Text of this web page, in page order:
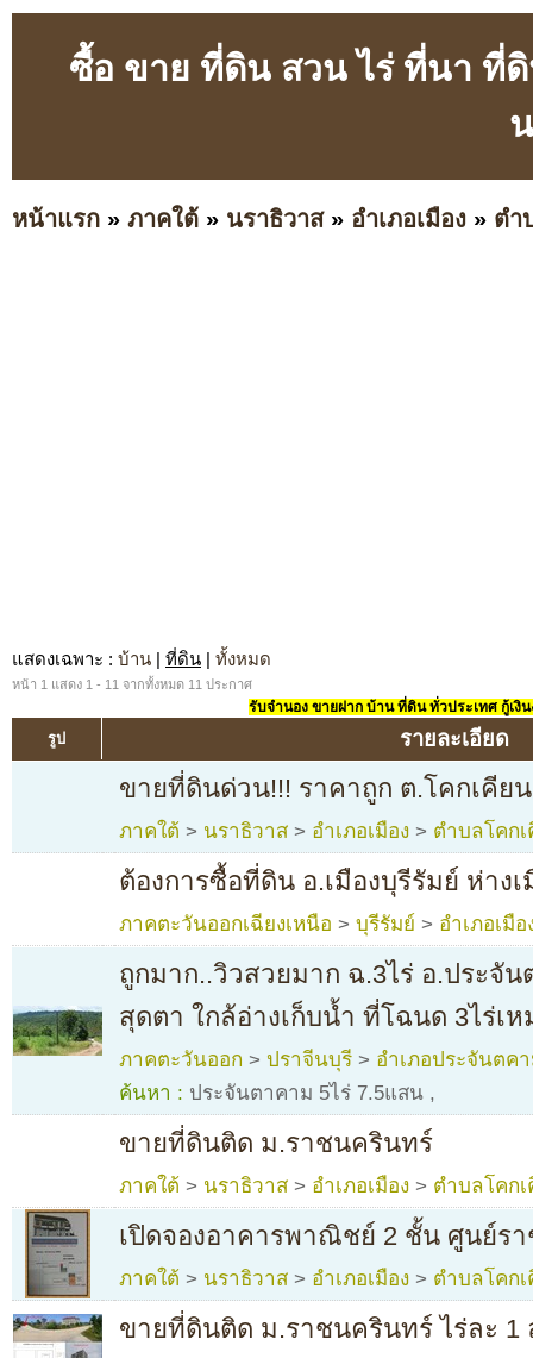
ซื้อ ขาย ที่ดิน สวน ไร่ ที่นา ที่
หน้าแรก » ภาคใต้ » นราธิวาส» อำเภอเมือง » ตำ
แสดงเฉพาะ : บ้าน | ที่ดิน | ทั้งหมด
หน้า 1 แสดง 1 - 11 จากทั้งหมด 11 ประกาศ
รับจำนอง ขายฝาก บ้าน ที่ดิน ทั่วประเทศ กู้เงิ
รูป รายละเอียด
ขายที่ดินด่วน!!! ราคาถูก ต.โคกเคีย
ภาคใต้ > นราธิวาส > อำเภอเมือง > ตำบลโคก
ต้องการซื้อที่ดิน อ.เมืองบุรีรัมย์ ห่างเ
ภาคตะวันออกเฉียงเหนือ > บุรีรัมย์ > อำเภอเมือ
ถูกมาก..วิวสวยมาก ฉ.3ไร่ อ.ประจั
สุดตา ใกล้อ่างเก็บน้ำ ที่โฉนด 3ไร่เ
ภาคตะวันออก > ปราจีนบุรี > อำเภอประจันตค
ค้นหา : ประจันตาคาม 5ไร่ 7.5แสน ,
ขายที่ดินติด ม.ราชนครินทร์
ภาคใต้ > นราธิวาส > อำเภอเมือง > ตำบลโคก
เปิดจองอาคารพาณิชย์ 2 ชั้น ศูนย์ร
ภาคใต้ > นราธิวาส > อำเภอเมือง > ตำบลโคก
ขายที่ดินติด ม.ราชนครินทร์ ไร่ละ 1